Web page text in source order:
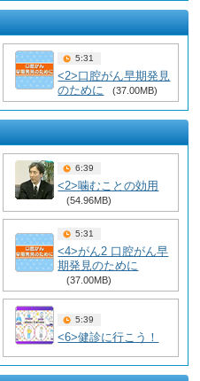
5:31
<2>口腔がん早期発見
のために
(37.00MB)
6:39
<2>噛むことの効用
(54.96MB)
5:31
<4>がん2 口腔がん早
期発見のために
(37.00MB)
5:39
<6>健診に行こう！